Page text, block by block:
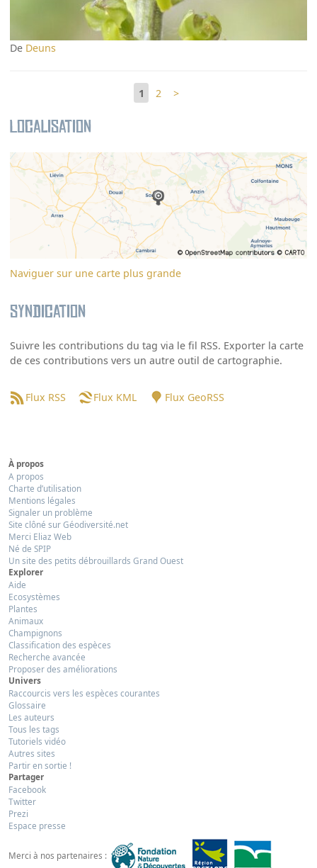
De Deuns
1 2 >
Localisation
Naviguer sur une carte plus grande
Syndication
Suivre les contributions du tag via le fil RSS. Exporter la carte
de ces contributions vers un autre outil de cartographie.
Flux RSS Flux KML Flux GeoRSS
À propos
A propos
Charte d’utilisation
Mentions légales
Signaler un problème
Site clôné sur Géodiversité.net
Merci Eliaz Web
Né de SPIP
Un site des petits débrouillards Grand Ouest
Explorer
Aide
Ecosystèmes
Plantes
Animaux
Champignons
Classification des espèces
Recherche avancée
Proposer des améliorations
Univers
Raccourcis vers les espèces courantes
Glossaire
Les auteurs
Tous les tags
Tutoriels vidéo
Autres sites
Partir en sortie !
Partager
Facebook
Twitter
Prezi
Espace presse
Merci à nos partenaires :